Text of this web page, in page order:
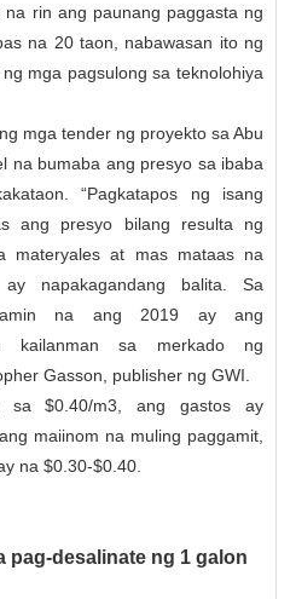
na rin ang paunang paggasta ng
na 20 taon, nabawasan ito ng
mga pagsulong sa teknolohiya
mga tender ng proyekto sa Abu
na bumaba ang presyo sa ibaba
“Pagkatapos ng isang
ang presyo bilang resulta ng
materyales at mas mataas na
napakagandang balita. Sa
na ang 2019 ay ang
kailanman sa merkado ng
Gasson, publisher ng GWI.
sa $0.40/m3, ang gastos ay
maiinom na muling paggamit,
na $0.30-$0.40.
pag-desalinate ng 1 galon